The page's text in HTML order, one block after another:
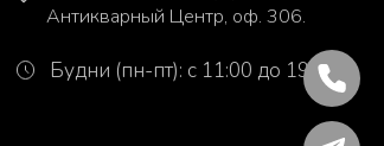
Антикварный Центр, оф. 306.
Будни (пн-пт): с 11:00 до 19:00